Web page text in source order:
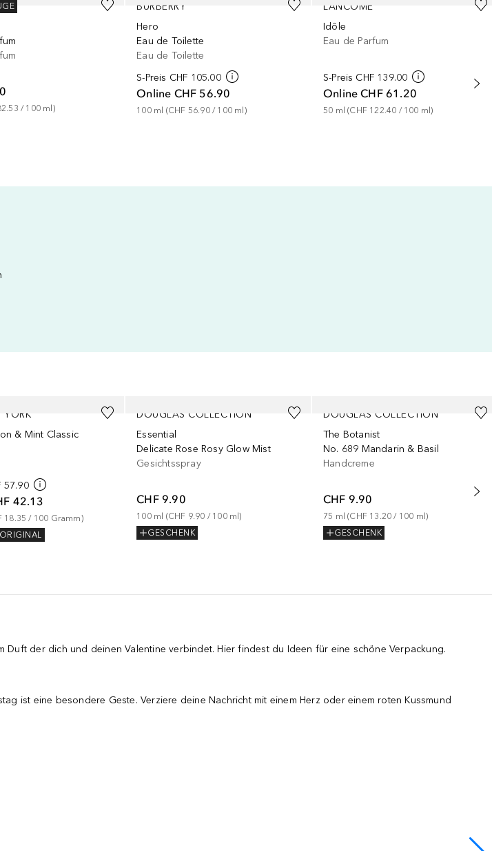
/ 100 ml )
BURBERRY
Hero
Eau de Toilette
Eau de Toilette
S-Preis CHF 105.00
Online CHF 56.90
100 ml (CHF 56.90 / 100 ml )
LANCÔME
Idôle
Eau de Parfum
S-Preis CHF 139.00
Online CHF 61.20
50 ml (CHF 122.40 / 100 ml)
YORK
& Mint Classic
57.90
42.13
18.35 / 100 Gramm)
DOUGLAS COLLECTION
Essential
Delicate Rose Rosy Glow Mist
Gesichtsspray
CHF 9.90
100 ml (CHF 9.90 / 100 ml)
GESCHENK
DOUGLAS COLLECTION
The Botanist
No. 689 Mandarin & Basil
Handcreme
CHF 9.90
75 ml (CHF 13.20 / 100 ml)
GESCHENK
der dich und deinen Valentine verbindet. Hier findest du Ideen für eine schöne Verpackung.
ist eine besondere Geste. Verziere deine Nachricht mit einem Herz oder einem roten Kussmund